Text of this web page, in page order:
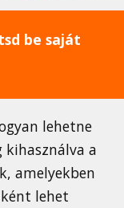
be saját
lehetne
kihasználva a
amelyekben
lehet